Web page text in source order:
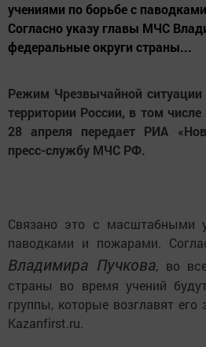
учениями по борьбе с
Согласно указу главы МЧС
федеральные округи страны...
Режим Чрезвычайной ситуации
территории России, в том
28 апреля передает РИА
пресс-службу МЧС РФ.
Связано это с масштабными
паводками и пожарами.
Владимира Пучкова, во
страны во время учений
группы, которые возглавят его
Kazanfirst.ru.